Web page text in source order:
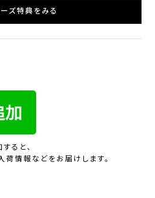
ズ特典をみる
ると、
荷情報などをお届けします。